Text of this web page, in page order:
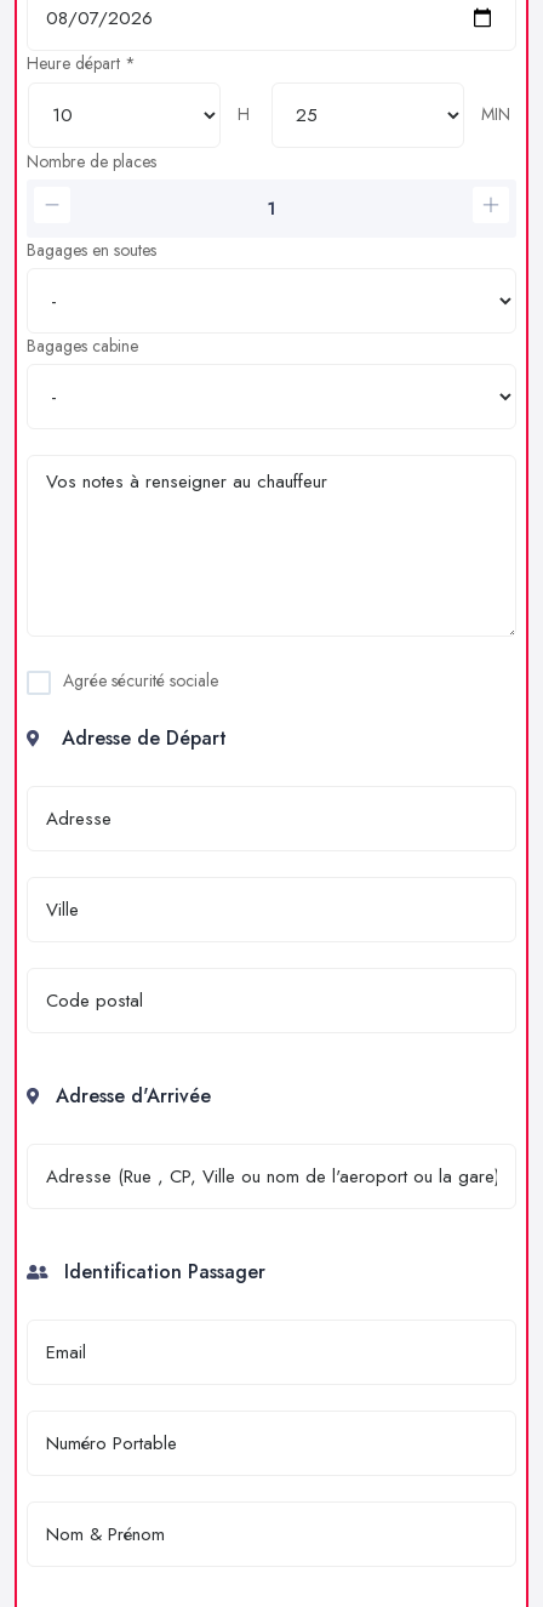
Heure départ *
H
MIN
Nombre de places
Bagages en soutes
Bagages cabine
Agrée sécurité sociale
Adresse de Départ
Adresse d'Arrivée
Identification Passager